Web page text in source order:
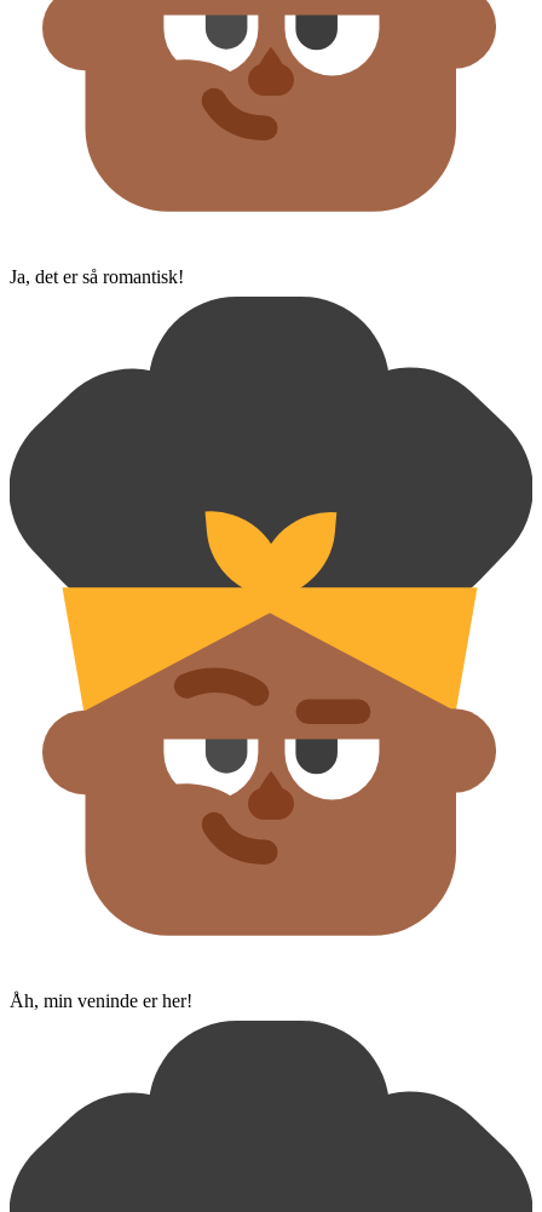
Ja, det er så romantisk!
Åh, min veninde er her!